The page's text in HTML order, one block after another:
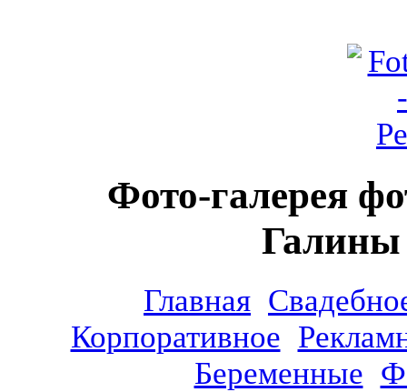
Фото-галерея
Галины
Главная
Корпоративное
Беременные